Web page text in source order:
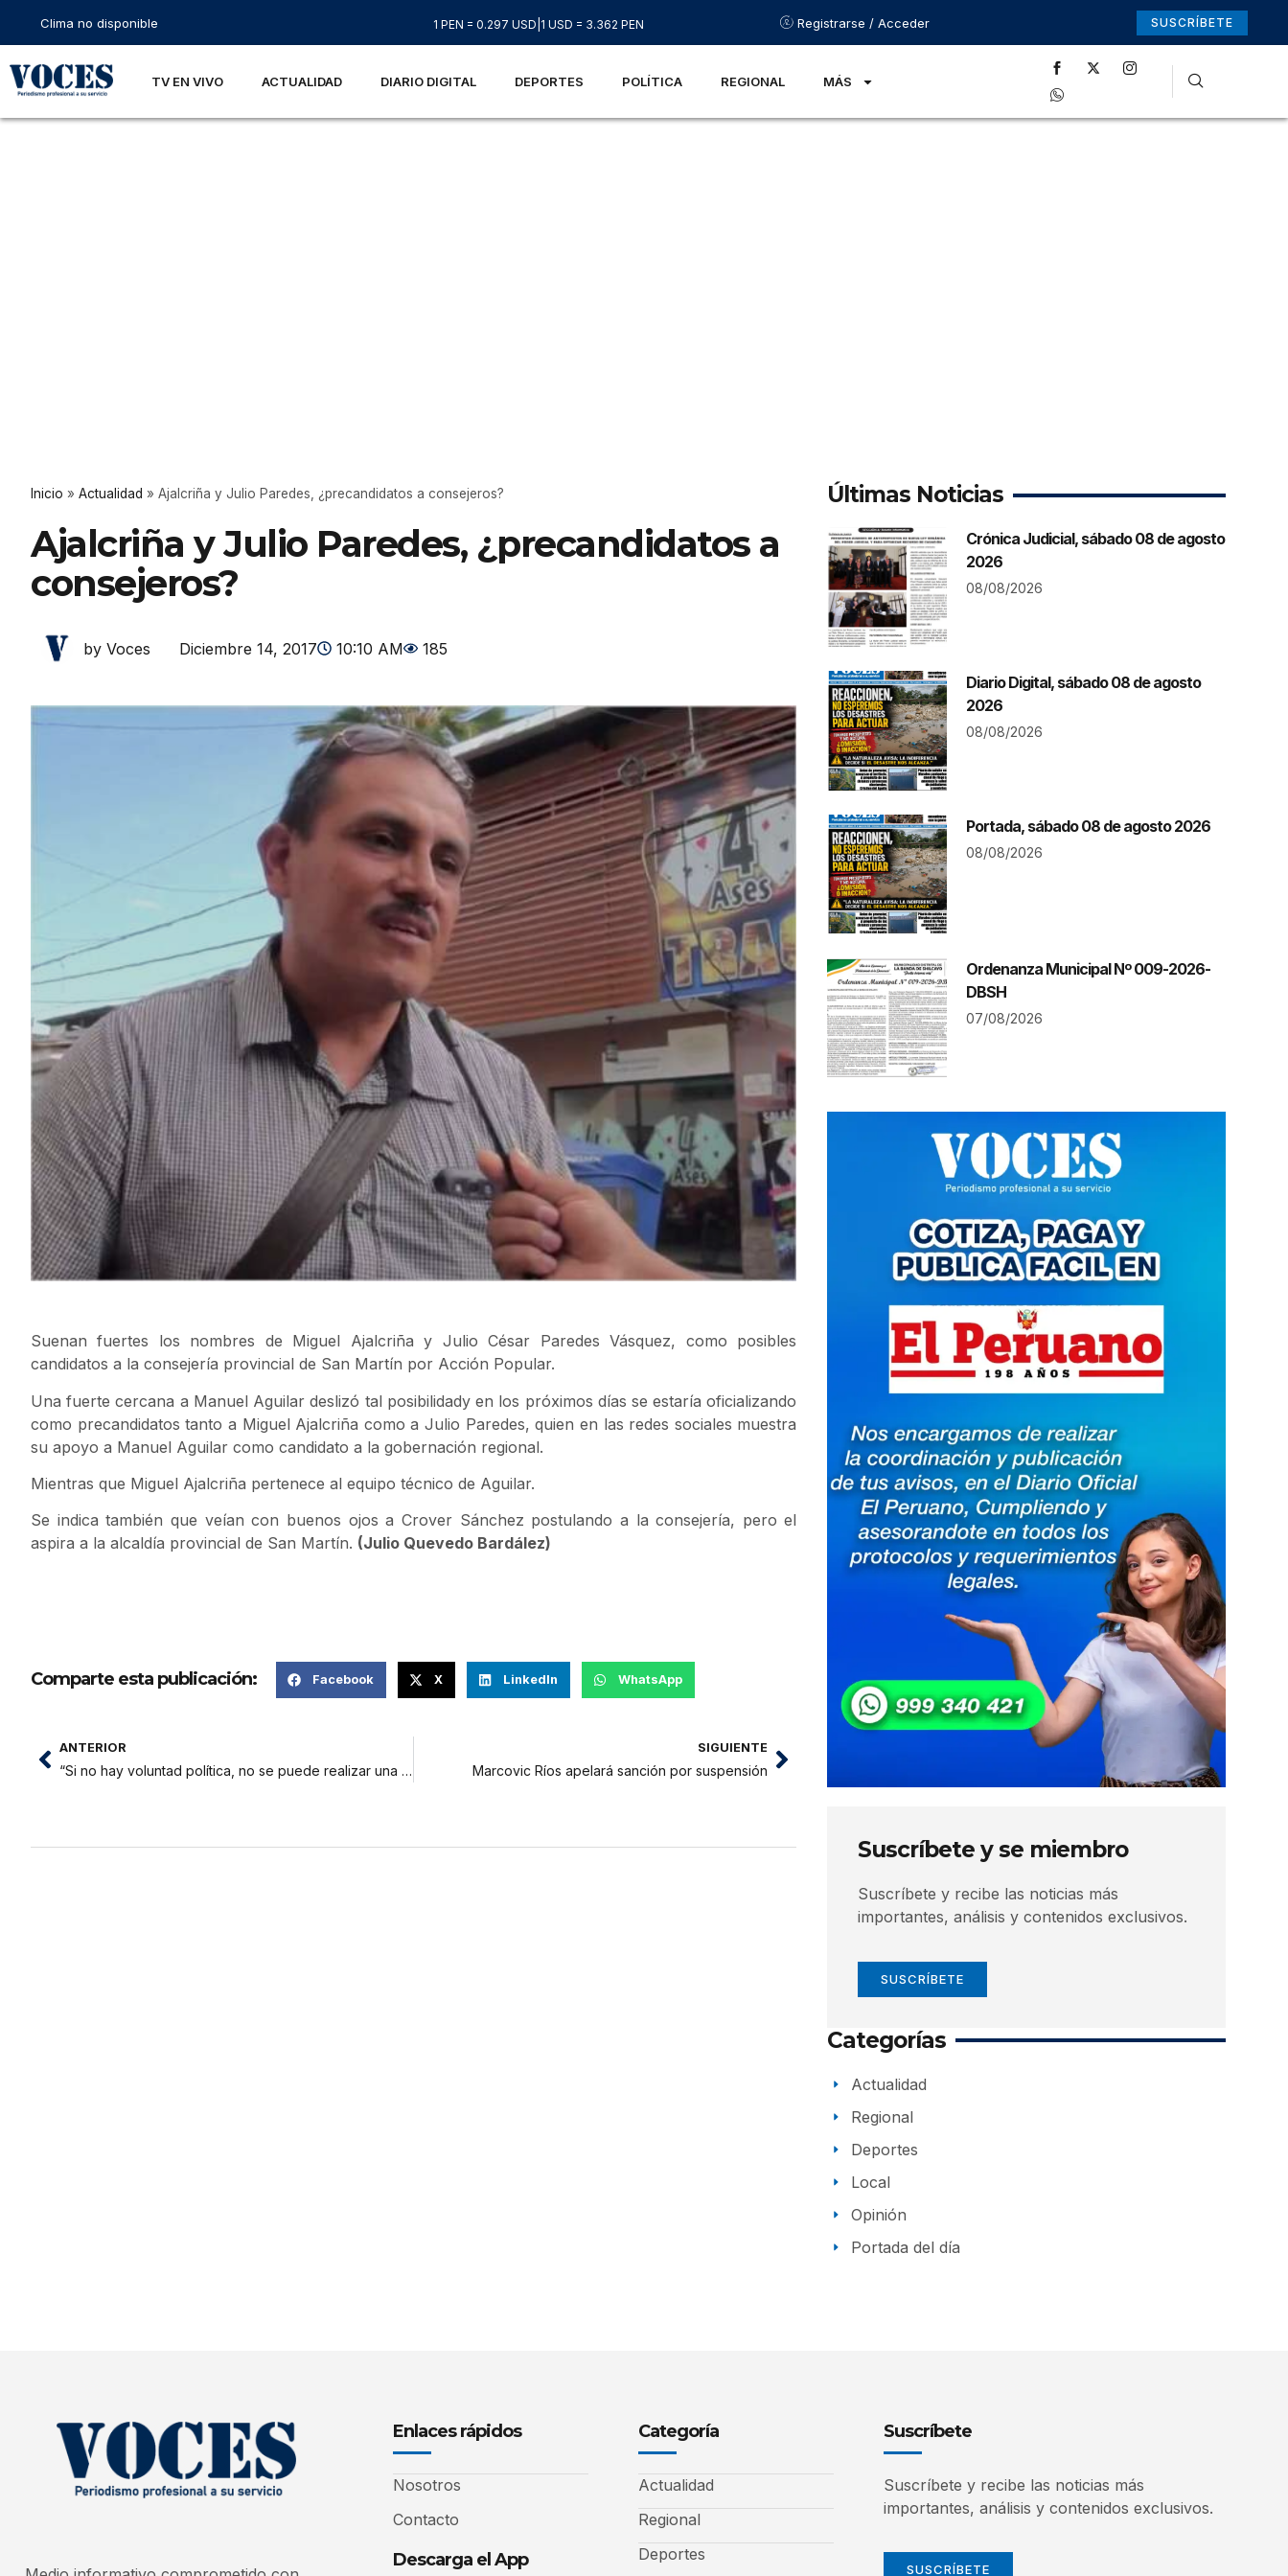
Clima no disponible 1 PEN = 0.297 USD 1 USD = 3.362 PEN Registrarse / Acceder SUSCRÍBETE
TV EN VIVO ACTUALIDAD DIARIO DIGITAL DEPORTES POLÍTICA REGIONAL MÁS
Inicio » Actualidad » Ajalcriña y Julio Paredes, ¿precandidatos a consejeros?
Ajalcriña y Julio Paredes, ¿precandidatos a
consejeros?
by Voces Diciembre 14, 2017 10:10 AM 185
Suenan fuertes los nombres de Miguel Ajalcriña y Julio César Paredes Vásquez, como posibles
candidatos a la consejería provincial de San Martín por Acción Popular.
Una fuerte cercana a Manuel Aguilar deslizó tal posibilidady en los próximos días se estaría oficializando
como precandidatos tanto a Miguel Ajalcriña como a Julio Paredes, quien en las redes sociales muestra
su apoyo a Manuel Aguilar como candidato a la gobernación regional.
Mientras que Miguel Ajalcriña pertenece al equipo técnico de Aguilar.
Se indica también que veían con buenos ojos a Crover Sánchez postulando a la consejería, pero el
aspira a la alcaldía provincial de San Martín. (Julio Quevedo Bardález)
Comparte esta publicación: Facebook X LinkedIn WhatsApp
ANTERIOR
“Si no hay voluntad política, no se puede realizar una buena gestión”
SIGUIENTE
Marcovic Ríos apelará sanción por suspensión
Últimas Noticias
Crónica Judicial, sábado 08 de agosto
2026
08/08/2026
Diario Digital, sábado 08 de agosto
2026
08/08/2026
Portada, sábado 08 de agosto 2026
08/08/2026
Ordenanza Municipal Nº 009-2026-
DBSH
07/08/2026
Suscríbete y se miembro
Suscríbete y recibe las noticias más
importantes, análisis y contenidos exclusivos.
SUSCRÍBETE
Categorías
Actualidad
Regional
Deportes
Local
Opinión
Portada del día
Enlaces rápidos
Nosotros
Contacto
Descarga el App
Categoría
Actualidad
Regional
Deportes
Suscríbete
Suscríbete y recibe las noticias más
importantes, análisis y contenidos exclusivos.
SUSCRÍBETE